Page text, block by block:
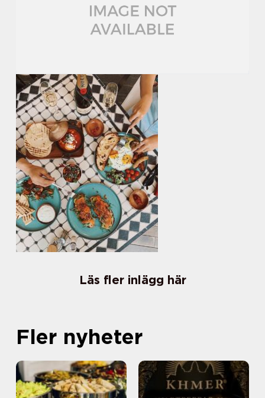
Läs fler inlägg här
Fler nyheter